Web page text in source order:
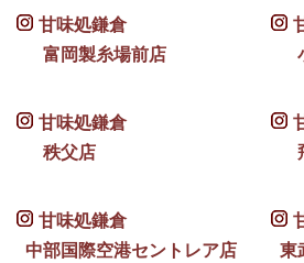
甘味処鎌倉
富岡製糸場前店
甘味処鎌倉
秩父店
甘味処鎌倉
中部国際空港セントレア店
東